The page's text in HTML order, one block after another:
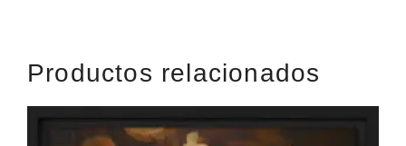
Productos relacionados